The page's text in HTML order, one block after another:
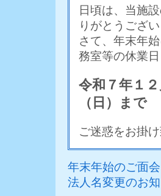
テーシ
採用情
2025/10/31
空床情
介護老
2025/10/20 空床情
2025/9/29 空床情
空床
2025/8/22 空床情
2025/7/24
空床情
事業所
日頃は、当施
りがとうござ
さて、年末年
務室等の休業
令和７年１
（日）まで
ご迷惑をお掛
年末年始のご面
法人名変更のお